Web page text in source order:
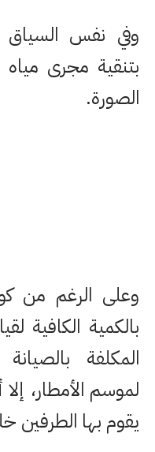
وفي نفس السياق
بتنقية مجرى
الصورة.
وعلى الرغم من
بالكمية الكافية
المكلفة
لموسم الأمطار، إلا
يقوم بها الطرفين